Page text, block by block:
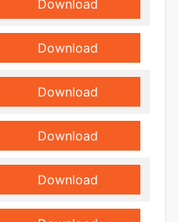
Download
Download
Download
Download
Download